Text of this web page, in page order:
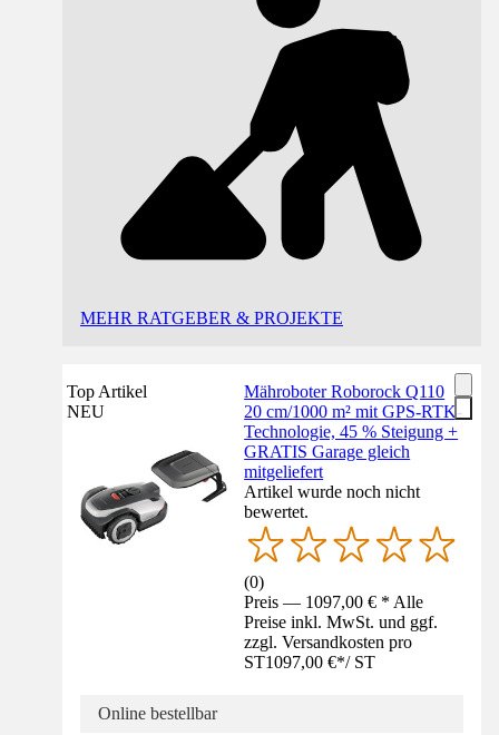
MEHR RATGEBER & PROJEKTE
Top Artikel
NEU
Mähroboter Roborock Q110
20 cm/1000 m² mit GPS-RTK-
Technologie, 45 % Steigung +
GRATIS Garage gleich
mitgeliefert
Artikel wurde noch nicht
bewertet.
(0)
Preis — 1097,00 € * Alle
Preise inkl. MwSt. und ggf.
zzgl. Versandkosten pro
ST1097,00 €*/ ST
Online bestellbar